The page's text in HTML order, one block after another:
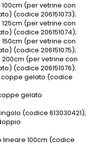
(per vetrine con
(codice 206151073);
(per vetrine con
(codice 206151074);
(per vetrine con
(codice 206151075);
(per vetrine con
(codice 206151076);
coppe gelato (codice
gelato
(codice 613030421);
100cm (codice